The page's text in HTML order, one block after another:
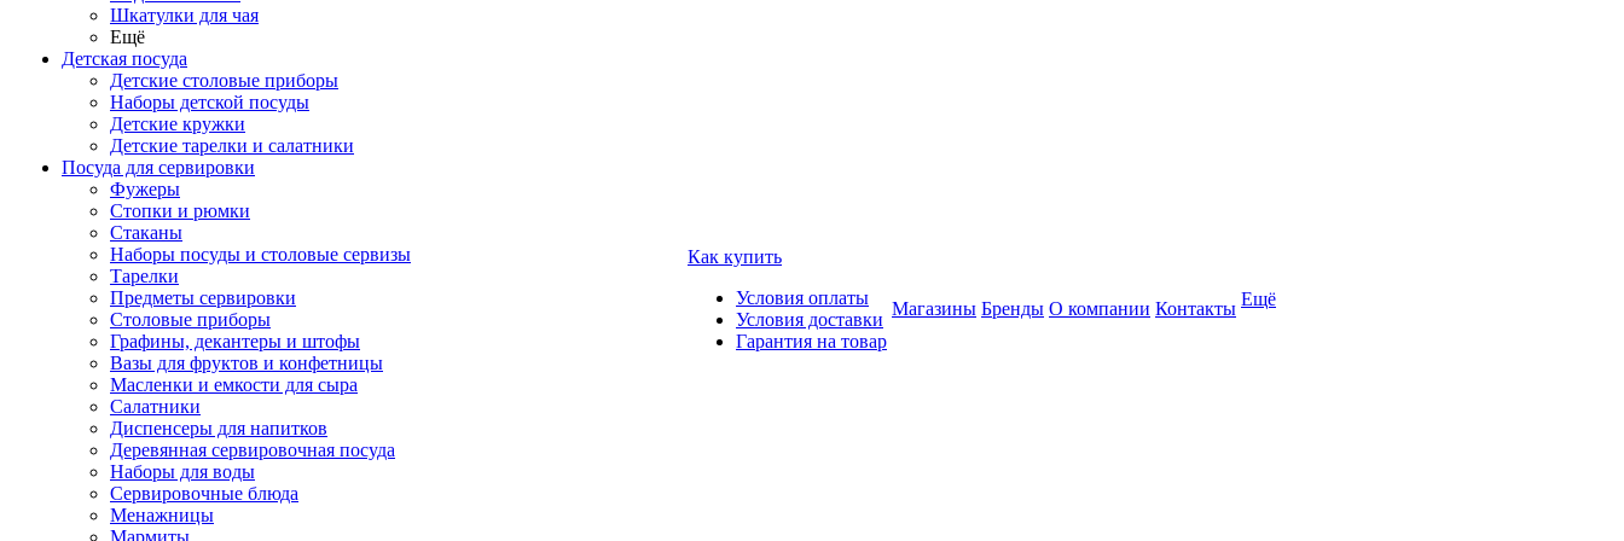
Шкатулки для чая
Ещё
Детская посуда
Детские столовые приборы
Наборы детской посуды
Детские кружки
Детские тарелки и салатники
Посуда для сервировки
Фужеры
Стопки и рюмки
Стаканы
Наборы посуды и столовые сервизы
Тарелки
Предметы сервировки
Столовые приборы
Графины, декантеры и штофы
Вазы для фруктов и конфетницы
Масленки и емкости для сыра
Салатники
Диспенсеры для напитков
Деревянная сервировочная посуда
Наборы для воды
Сервировочные блюда
Менажницы
Мармиты
Как купить
Условия оплаты
Условия доставки
Гарантия на товар
Магазины Бренды О компании Контакты Ещё